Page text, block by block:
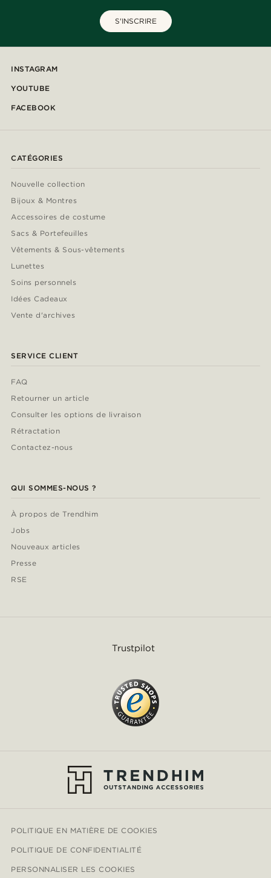
S'INSCRIRE
INSTAGRAM
YOUTUBE
FACEBOOK
CATÉGORIES
Nouvelle collection
Bijoux & Montres
Accessoires de costume
Sacs & Portefeuilles
Vêtements & Sous-vêtements
Lunettes
Soins personnels
Idées Cadeaux
Vente d'archives
SERVICE CLIENT
FAQ
Retourner un article
Consulter les options de livraison
Rétractation
Contactez-nous
QUI SOMMES-NOUS ?
À propos de Trendhim
Jobs
Nouveaux articles
Presse
RSE
Trustpilot
POLITIQUE EN MATIÈRE DE COOKIES
POLITIQUE DE CONFIDENTIALITÉ
PERSONNALISER LES COOKIES